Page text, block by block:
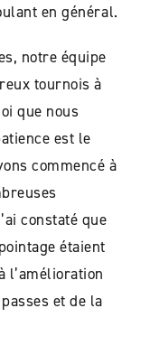
en général.
notre équipe
tournois à
que nous
est le
commencé à
constaté que
étaient
l’amélioration
et de la